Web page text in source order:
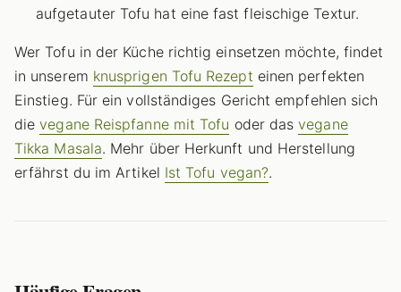
aufgetauter Tofu hat eine fast fleischige Textur.
Wer Tofu in der Küche richtig einsetzen möchte, findet
in unserem knusprigen Tofu Rezept einen perfekten
Einstieg. Für ein vollständiges Gericht empfehlen sich
dievegane Reispfanne mit Tofu oder dasvegane
Tikka Masala. Mehr über Herkunft und Herstellung
erfährst du im Artikel Ist Tofu vegan?.